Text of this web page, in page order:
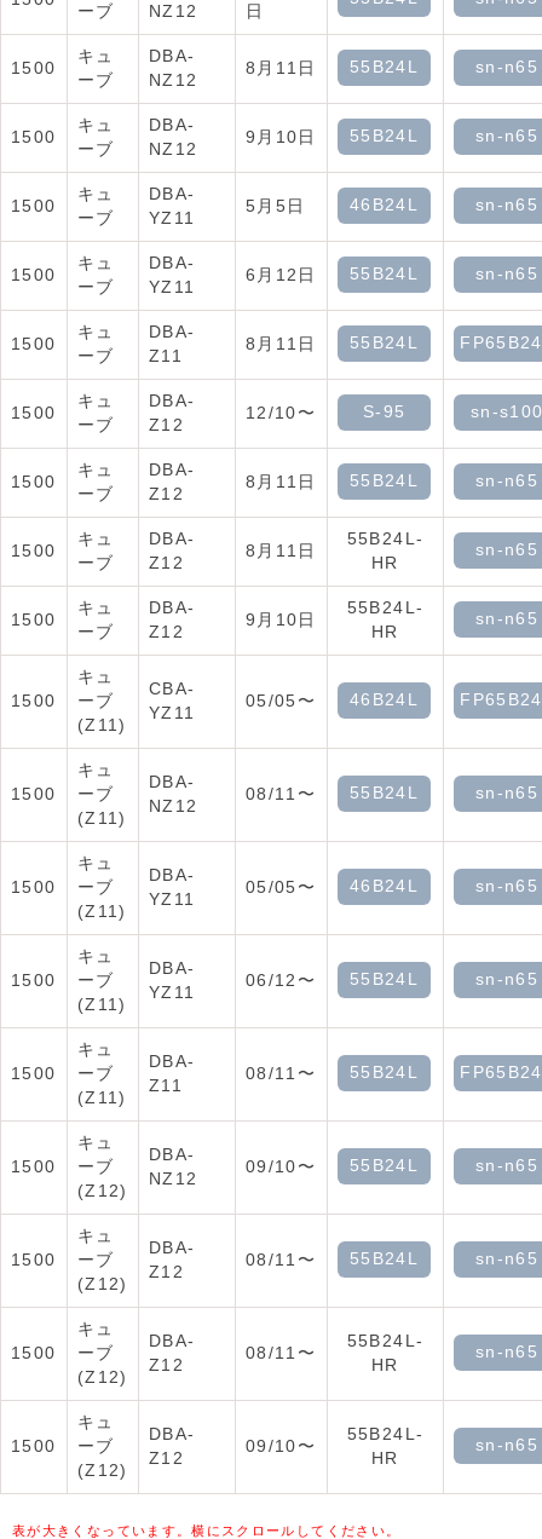
ーブ
NZ12
日
1500
キュ
ーブ
DBA-
NZ12
8月11日 55B24L sn-n65
1500
キュ
ーブ
DBA-
NZ12
9月10日 55B24L sn-n65
1500
キュ
ーブ
DBA-
YZ11
5月5日 46B24L sn-n65
1500
キュ
ーブ
DBA-
YZ11
6月12日 55B24L sn-n65
1500
キュ
ーブ
DBA-
Z11
8月11日 55B24L
1500
キュ
ーブ
DBA-
Z12
12/10〜 S-95 sn-
1500
キュ
ーブ
DBA-
Z12
8月11日 55B24L sn-n65
1500
キュ
ーブ
DBA-
Z12
8月11日
55B24L-
HR
sn-n65
1500
キュ
ーブ
DBA-
Z12
9月10日
55B24L-
HR
sn-n65
1500
キュ
ーブ
(Z11)
CBA-
YZ11
05/05〜 46B24L
1500
キュ
ーブ
(Z11)
DBA-
NZ12
08/11〜 55B24L sn-n65
1500
キュ
ーブ
(Z11)
DBA-
YZ11
05/05〜 46B24L sn-n65
1500
キュ
ーブ
(Z11)
DBA-
YZ11
06/12〜 55B24L sn-n65
1500
キュ
ーブ
(Z11)
DBA-
Z11
08/11〜 55B24L
1500
キュ
ーブ
(Z12)
DBA-
NZ12
09/10〜 55B24L sn-n65
1500
キュ
ーブ
(Z12)
DBA-
Z12
08/11〜 55B24L sn-n65
1500
キュ
ーブ
(Z12)
DBA-
Z12
08/11〜
55B24L-
HR
sn-n65
1500
キュ
ーブ
(Z12)
DBA-
Z12
09/10〜
55B24L-
HR
sn-n65
表が大きくなっています。横にスクロールしてください。